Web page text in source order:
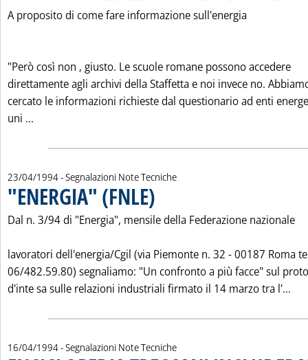
A proposito di come fare informazione sull'energia
"Però così non ‚ giusto. Le scuole romane possono accedere
direttamente agli archivi della Staffetta e noi invece no.
cercato le informazioni richieste dal questionario ad enti
uni ...
23/04/1994- Segnalazioni Note Tecniche
"ENERGIA" (FNLE)
Dal n. 3/94 di "Energia", mensile della Federazione nazionale
lavoratori dell'energia/Cgil (via Piemonte n. 32 - 00187 Roma
06/482.59.80) segnaliamo: "Un confronto a più facce" sul
d'inte sa sulle relazioni industriali firmato il 14 marzo tra l'...
16/04/1994- Segnalazioni Note Tecniche